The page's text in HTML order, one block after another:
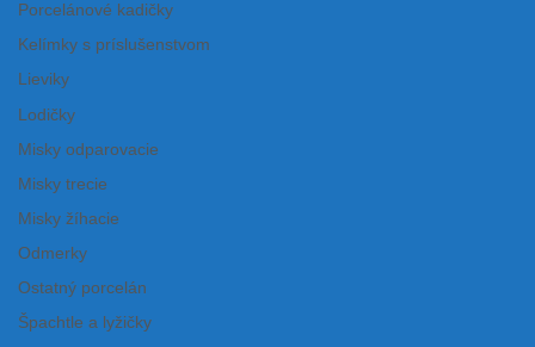
Porcelánové kadičky
Kelímky s príslušenstvom
Lieviky
Lodičky
Misky odparovacie
Misky trecie
Misky žíhacie
Odmerky
Ostatný porcelán
Špachtle a lyžičky